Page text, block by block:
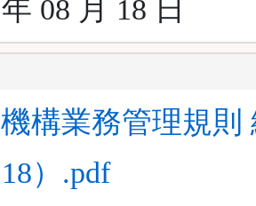
08 月 18 日
構業務管理規則
）.pdf